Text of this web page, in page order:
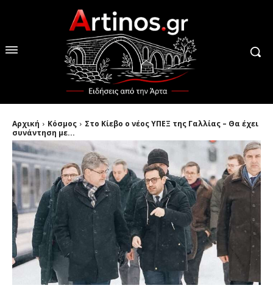
Αρχική Κόσμος
Στο Κίεβο ο νέος ΥΠΕΞ της Γαλλίας – Θα έχει
συνάντηση με...